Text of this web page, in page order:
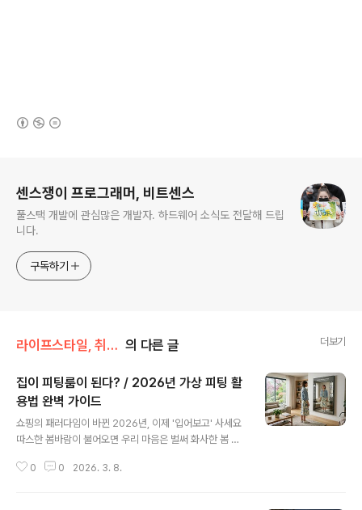
센스쟁이 프로그래머, 비트센스
풀스택 개발에 관심많은 개발자. 하드웨어 소식도 전달해 드립
니다.
구독하기
라이프스타일, 취미생활 의 다른 글 더보기
집이 피팅룸이 된다? / 2026년 가상 피팅 활
용법 완벽 가이드
쇼핑의 패러다임이 바뀐 2026년, 이제 '입어보고' 사세요
따스한 봄바람이 불어오면 우리 마음은 벌써 화사한 봄 신
분들이라면 누구나 한 번쯤 겪어봤을 고민이 있습니다. "모
0 0 2026. 3. 8.